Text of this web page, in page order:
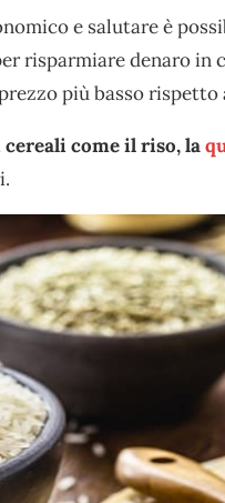
e salutare è
risparmiare denaro in
più basso
come il riso, la